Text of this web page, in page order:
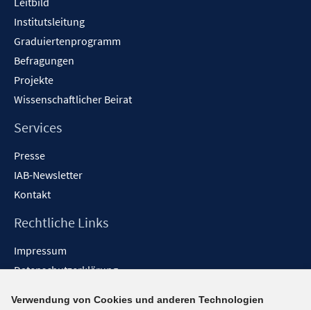
Institutsleitung
Graduiertenprogramm
Befragungen
Projekte
Wissenschaftlicher Beirat
Services
Presse
IAB-Newsletter
Kontakt
Rechtliche Links
Impressum
Datenschutzerklärung
Verwendung von Cookies und anderen Technologien